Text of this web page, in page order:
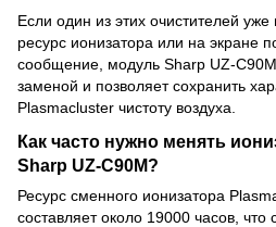
Если один из этих очистителей
ресурс ионизатора или на экране
сообщение, модуль Sharp UZ-C90M
заменой и позволяет сохранить
Plasmacluster чистоту воздуха.
Как часто нужно менять
Sharp UZ-C90M?
Ресурс сменного ионизатора
составляет около 19000 часов, что